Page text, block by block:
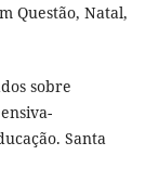
Questão, Natal,
sobre
Santa